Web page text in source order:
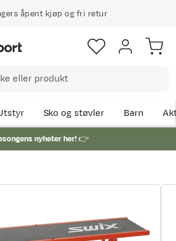
åpent kjøp og fri retur
Sko og støvler Barn
nyheter her!👉